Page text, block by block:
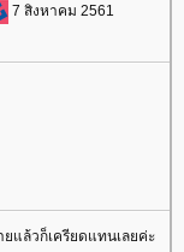
7 สิงหาคม 2561
ยแล้วก็เครียดแทนเลยค่ะ